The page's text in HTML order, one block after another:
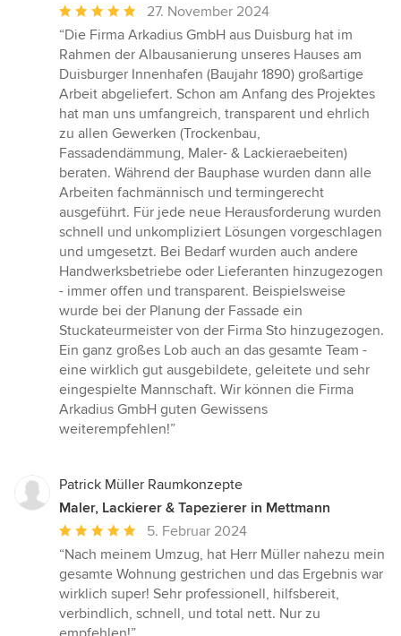
Durchschnittliche
Bewertung:
5
von
5
Sternen
27. November 2024
“Die Firma Arkadius GmbH aus Duisburg hat im
Rahmen der Albausanierung unseres Hauses am
Duisburger Innenhafen (Baujahr 1890) großartige
Arbeit abgeliefert. Schon am Anfang des Projektes
hat man uns umfangreich, transparent und ehrlich
zu allen Gewerken (Trockenbau,
Fassadendämmung, Maler- & Lackieraebeiten)
beraten. Während der Bauphase wurden dann alle
Arbeiten fachmännisch und termingerecht
ausgeführt. Für jede neue Herausforderung wurden
schnell und unkompliziert Lösungen vorgeschlagen
und umgesetzt. Bei Bedarf wurden auch andere
Handwerksbetriebe oder Lieferanten hinzugezogen
- immer offen und transparent. Beispielsweise
wurde bei der Planung der Fassade ein
Stuckateurmeister von der Firma Sto hinzugezogen.
Ein ganz großes Lob auch an das gesamte Team -
eine wirklich gut ausgebildete, geleitete und sehr
eingespielte Mannschaft. Wir können die Firma
Arkadius GmbH guten Gewissens
weiterempfehlen!”
Patrick Müller Raumkonzepte
Maler, Lackierer & Tapezierer in Mettmann
Durchschnittliche
Bewertung:
5
von
5
Sternen
5. Februar 2024
“Nach meinem Umzug, hat Herr Müller nahezu mein
gesamte Wohnung gestrichen und das Ergebnis war
wirklich super! Sehr professionell, hilfsbereit,
verbindlich, schnell, und total nett. Nur zu